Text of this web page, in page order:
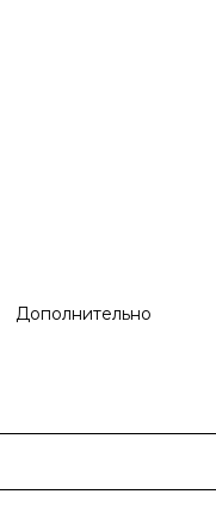
Дополнительно